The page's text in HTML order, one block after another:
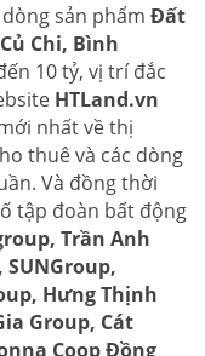
sản phẩm Đất
Chi, Bình
10 tỷ, vị trí đắc
HTLand.vn
nhất về thị
thuê và các dòng
Và đồng thời
tập đoàn bất động
Trần Anh
Hưng Thịnh
Group, Cát
Coop Đồng